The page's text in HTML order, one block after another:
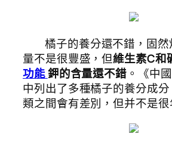
橘子的養分還不錯，固
量不是很豐盛，但維生素C和
功能鉀的含量還不錯 。《中
中列出了多種橘子的養分成
類之間會有差別，但并不是很